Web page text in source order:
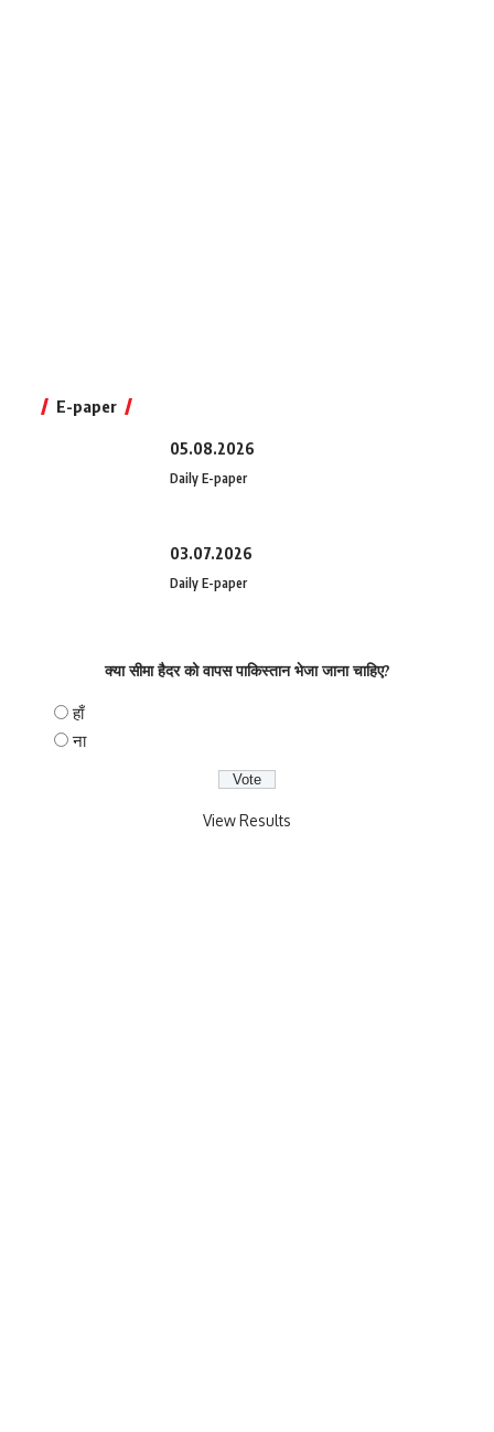
E-paper
05.08.2026
Daily E-paper
03.07.2026
Daily E-paper
क्या सीमा हैदर को वापस पाकिस्तान भेजा जाना चाहिए?
हाँ
ना
View Results